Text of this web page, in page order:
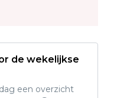
de wekelijkse
een overzicht